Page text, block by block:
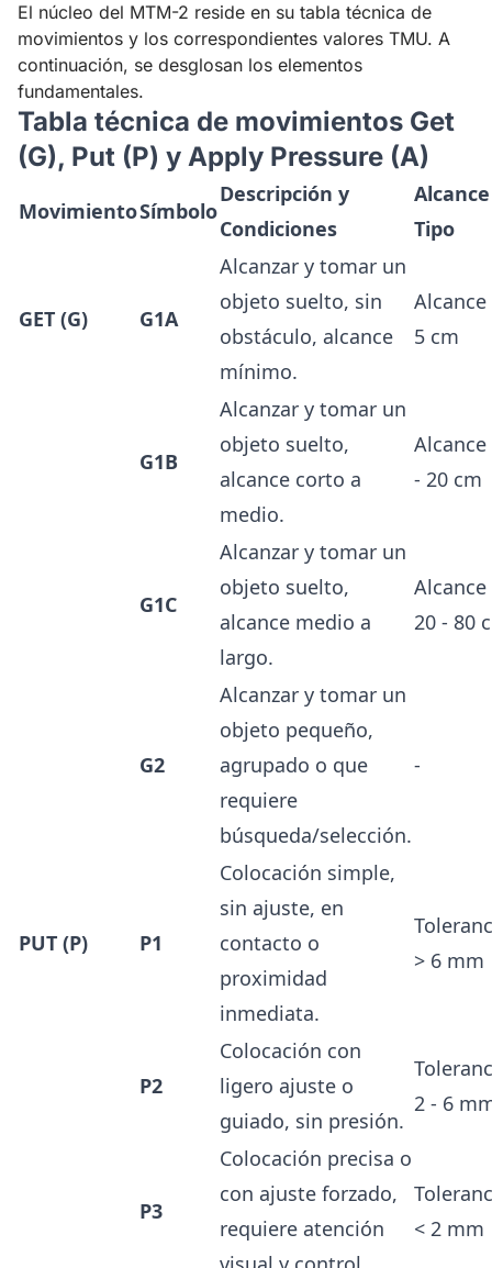
El núcleo del MTM-2 reside en su tabla técnica de
movimientos y los correspondientes valores TMU. A
continuación, se desglosan los elementos
fundamentales.
Tabla técnica de movimientos Get
(G), Put (P) y Apply Pressure (A)
MovimientoSímbolo
Descripción y
Condiciones
Tipo
GET (G) G1A
Alcanzar y tomar un
objeto suelto, sin
obstáculo, alcance
mínimo.
5 cm
G1B
Alcanzar y tomar un
objeto suelto,
alcance corto a
medio.
Alcance
- 20 cm
G1C
Alcanzar y tomar un
objeto suelto,
alcance medio a
largo.
Alcance
20 - 80
G2
Alcanzar y tomar un
objeto pequeño,
agrupado o que
requiere
búsqueda/selección.
-
PUT (P) P1
Colocación simple,
sin ajuste, en
contacto o
proximidad
inmediata.
> 6 mm
P2
Colocación con
ligero ajuste o
guiado, sin presión.
2 - 6
P3
Colocación precisa o
con ajuste forzado,
requiere atención
< 2 mm